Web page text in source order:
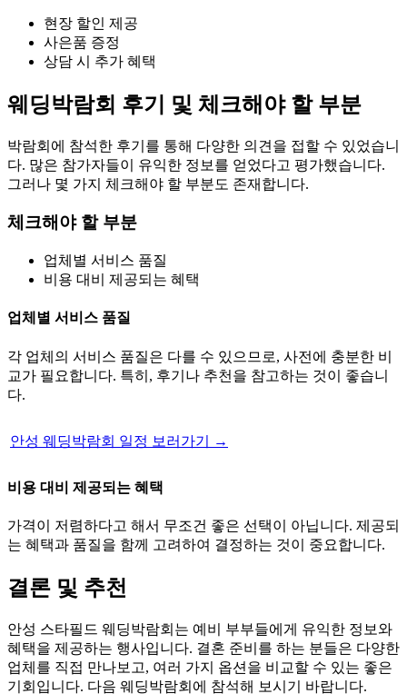
현장 할인 제공
사은품 증정
상담 시 추가 혜택
웨딩박람회 후기 및 체크해야 할 부분
박람회에 참석한 후기를 통해 다양한 의견을 접할 수 있었습니
다. 많은 참가자들이 유익한 정보를 얻었다고 평가했습니다.
그러나 몇 가지 체크해야 할 부분도 존재합니다.
체크해야 할 부분
업체별 서비스 품질
비용 대비 제공되는 혜택
업체별 서비스 품질
각 업체의 서비스 품질은 다를 수 있으므로, 사전에 충분한 비
교가 필요합니다. 특히, 후기나 추천을 참고하는 것이 좋습니
다.
안성 웨딩박람회 일정 보러가기 →
비용 대비 제공되는 혜택
가격이 저렴하다고 해서 무조건 좋은 선택이 아닙니다. 제공되
는 혜택과 품질을 함께 고려하여 결정하는 것이 중요합니다.
결론 및 추천
안성 스타필드 웨딩박람회는 예비 부부들에게 유익한 정보와
혜택을 제공하는 행사입니다. 결혼 준비를 하는 분들은 다양한
업체를 직접 만나보고, 여러 가지 옵션을 비교할 수 있는 좋은
기회입니다. 다음 웨딩박람회에 참석해 보시기 바랍니다.